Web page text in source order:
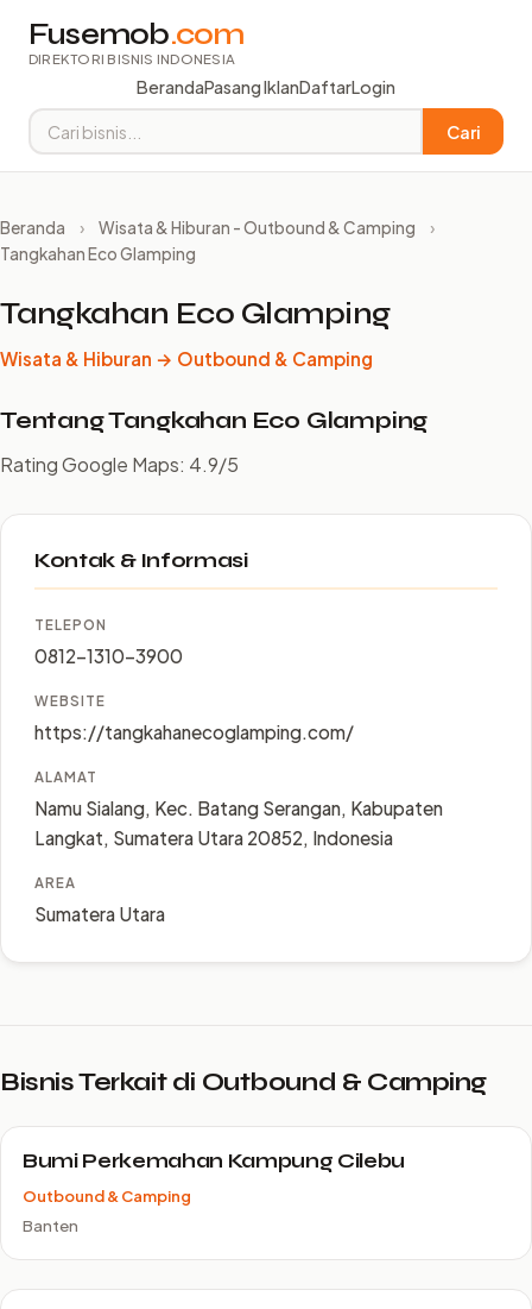
Fusemob.com
DIREKTORI BISNIS INDONESIA
BerandaPasang IklanDaftarLogin
Cari
Beranda › Wisata & Hiburan - Outbound & Camping
›
Tangkahan Eco Glamping
Tangkahan Eco Glamping
Wisata & Hiburan → Outbound & Camping
Tentang Tangkahan Eco Glamping
Rating Google Maps: 4.9/5
Kontak & Informasi
TELEPON
0812-1310-3900
WEBSITE
https://tangkahanecoglamping.com/
ALAMAT
Namu Sialang, Kec. Batang Serangan, Kabupaten
Langkat, Sumatera Utara 20852, Indonesia
AREA
Sumatera Utara
Bisnis Terkait di Outbound & Camping
Bumi Perkemahan Kampung Cilebu
Outbound & Camping
Banten